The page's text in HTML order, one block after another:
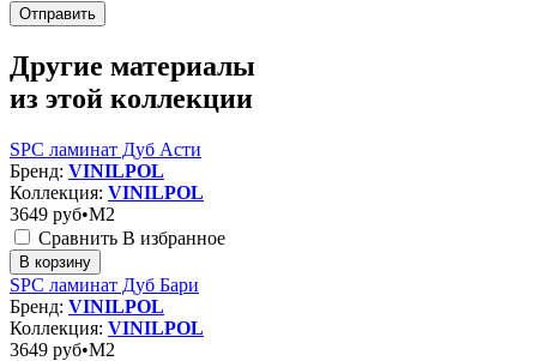
Отправить
Другие материалы
из этой коллекции
SPC ламинат Дуб Асти
Бренд: VINILPOL
Коллекция: VINILPOL
3649 руб•M2
Сравнить В избранное
В корзину
SPC ламинат Дуб Бари
Бренд: VINILPOL
Коллекция: VINILPOL
3649 руб•M2